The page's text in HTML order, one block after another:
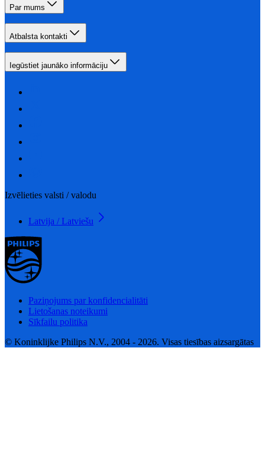
Par mums
Atbalsta kontakti
Iegūstiet jaunāko informāciju
Izvēlieties valsti / valodu
Latvija / Latviešu
Paziņojums par konfidencialitāti
Lietošanas noteikumi
Sīkfailu politika
© Koninklijke Philips N.V., 2004 - 2026. Visas tiesības aizsargātas